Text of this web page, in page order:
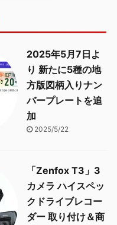
2025年5月7日よ
り 新たに5種の地
方版図柄入りナン
バープレートを追
加
2025/5/22
「Zenfox T3」3
カメラ ハイスペッ
クドライブレコー
ダー 取り付け＆商